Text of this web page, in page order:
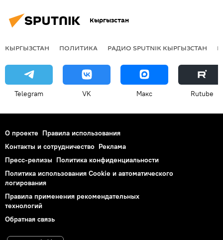
Кыргызстан
КЫРГЫЗСТАН ПОЛИТИКА РАДИО SPUTNIK КЫРГЫЗСТАН
Telegram VK Макс Rutube
О проекте Правила использования
Контакты и сотрудничество Реклама
Пресс-релизы Политика конфиденциальности
Политика использования Cookie и автоматического
логирования
Правила применения рекомендательных
технологий
Обратная связь